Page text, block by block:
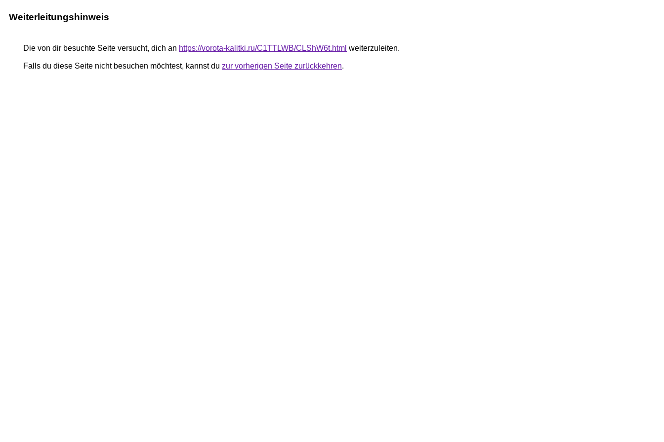
Weiterleitungshinweis
Die von dir besuchte Seite versucht, dich an https://vorota-kalitki.ru/C1TTLWB/CLShW6t.html weiterzuleiten.
Falls du diese Seite nicht besuchen möchtest, kannst du zur vorherigen Seite zurückkehren.